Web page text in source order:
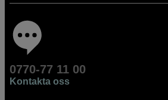
0770-77 11 00
Kontakta oss